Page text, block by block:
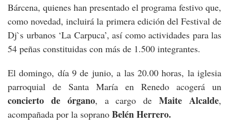
Bárcena, quienes han presentado el programa festivo que,
como novedad, incluirá la primera edición del Festival de
Dj`s urbanos ‘La Carpuca’, así como actividades para las
54 peñas constituidas con más de 1.500 integrantes.
El domingo, día 9 de junio, a las 20.00 horas, la iglesia
parroquial de Santa María en Renedo acogerá un
concierto de órgano, a cargo deMaite Alcalde,
acompañada por la soprano Belén Herrero.